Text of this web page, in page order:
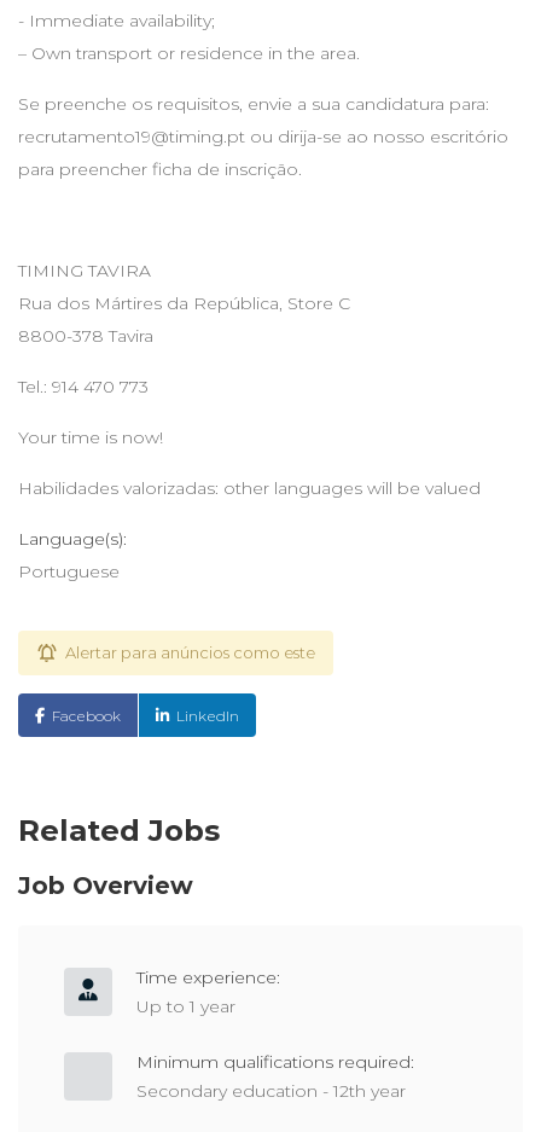
- Immediate availability;
– Own transport or residence in the area.
Se preenche os requisitos, envie a sua candidatura para:
recrutamento19@timing.pt ou dirija-se ao nosso escritório
para preencher ficha de inscrição.
TIMING TAVIRA
Rua dos Mártires da República, Store C
8800-378 Tavira
Tel.: 914 470 773
Your time is now!
Habilidades valorizadas: other languages will be valued
Language(s):
Portuguese
Alertar para anúncios como este
Facebook LinkedIn
Related Jobs
Job Overview
Time experience:
Up to 1 year
Minimum qualifications required:
Secondary education - 12th year